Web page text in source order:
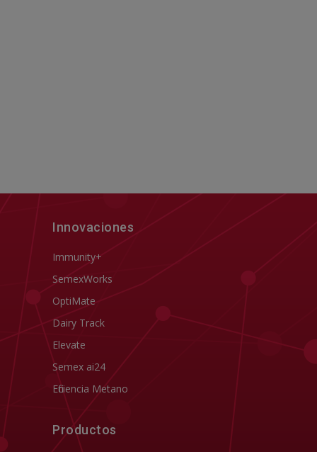
Innovaciones
Immunity+
SemexWorks
OptiMate
Dairy Track
Elevate
Semex ai24
Eficiencia Metano
Productos